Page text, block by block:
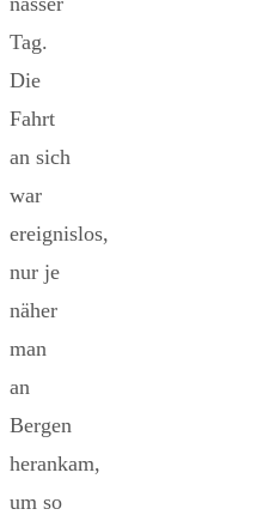
Tag.
Die
Fahrt
an sich
war
ereignislos,
nur je
näher
man
an
Bergen
herankam,
um so